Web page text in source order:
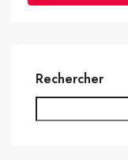
Rechercher